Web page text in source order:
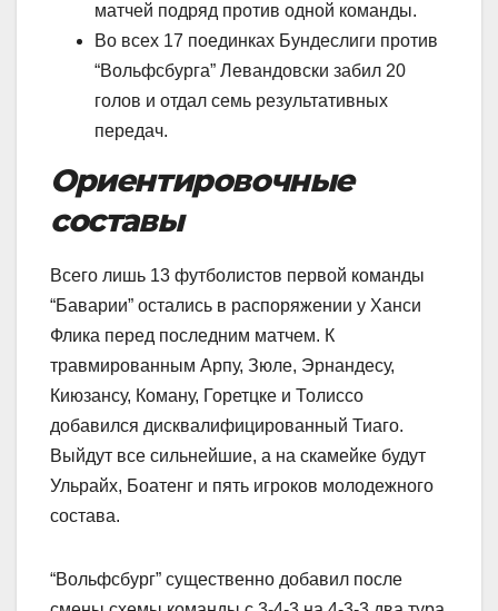
матчей подряд против одной команды.
Во всех 17 поединках Бундеслиги против
“Вольфсбурга” Левандовски забил 20
голов и отдал семь результативных
передач.
Ориентировочные
составы
Всего лишь 13 футболистов первой команды
“Баварии” остались в распоряжении у Ханси
Флика перед последним матчем. К
травмированным Арпу, Зюле, Эрнандесу,
Киюзансу, Коману, Горетцке и Толиссо
добавился дисквалифицированный Тиаго.
Выйдут все сильнейшие, а на скамейке будут
Ульрайх, Боатенг и пять игроков молодежного
состава.
“Вольфсбург” существенно добавил после